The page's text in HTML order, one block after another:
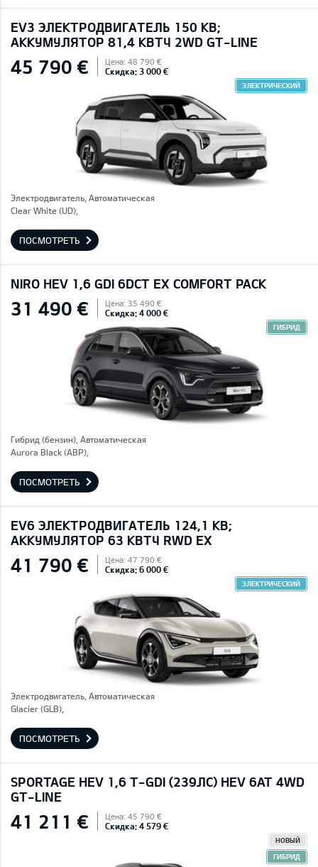
EV3 ЭЛЕКТРОДВИГАТЕЛЬ 150 КВ;
AККУМУЛЯТОР 81,4 КВТЧ 2WD GT-LINE
45 790 € Цена: 48 790 €
Скидка: 3 000 €
ЭЛЕКТРИЧЕСКИЙ
Электродвигатель, Автоматическая
Clear White (UD),
ПОСМОТРЕТЬ
NIRO HEV 1,6 GDI 6DCT EX COMFORT PACK
31 490 € Цена: 35 490 €
Скидка: 4 000 €
ГИБРИД
Гибрид (бензин), Автоматическая
Aurora Black (ABP),
ПОСМОТРЕТЬ
EV6 ЭЛЕКТРОДВИГАТЕЛЬ 124,1 КВ;
AККУМУЛЯТОР 63 КВТЧ RWD EX
41 790 € Цена: 47 790 €
Скидка: 6 000 €
ЭЛЕКТРИЧЕСКИЙ
Электродвигатель, Автоматическая
Glacier (GLB),
ПОСМОТРЕТЬ
SPORTAGE HEV 1,6 T-GDI (239ЛС) HEV 6AT 4WD
GT-LINE
41 211 € Цена: 45 790 €
Скидка: 4 579 €
НОВЫЙ
ГИБРИД